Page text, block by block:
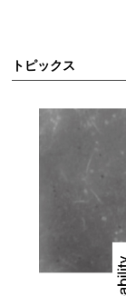
トピックス